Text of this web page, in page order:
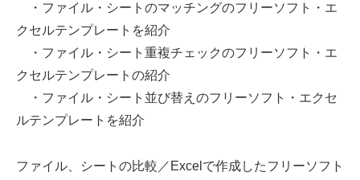
・ファイル・シートのマッチングのフリーソフト・エ
クセルテンプレートを紹介
・ファイル・シート重複チェックのフリーソフト・エ
クセルテンプレートの紹介
・ファイル・シート並び替えのフリーソフト・エクセ
ルテンプレートを紹介
ファイル、シートの比較／Excelで作成したフリーソフト